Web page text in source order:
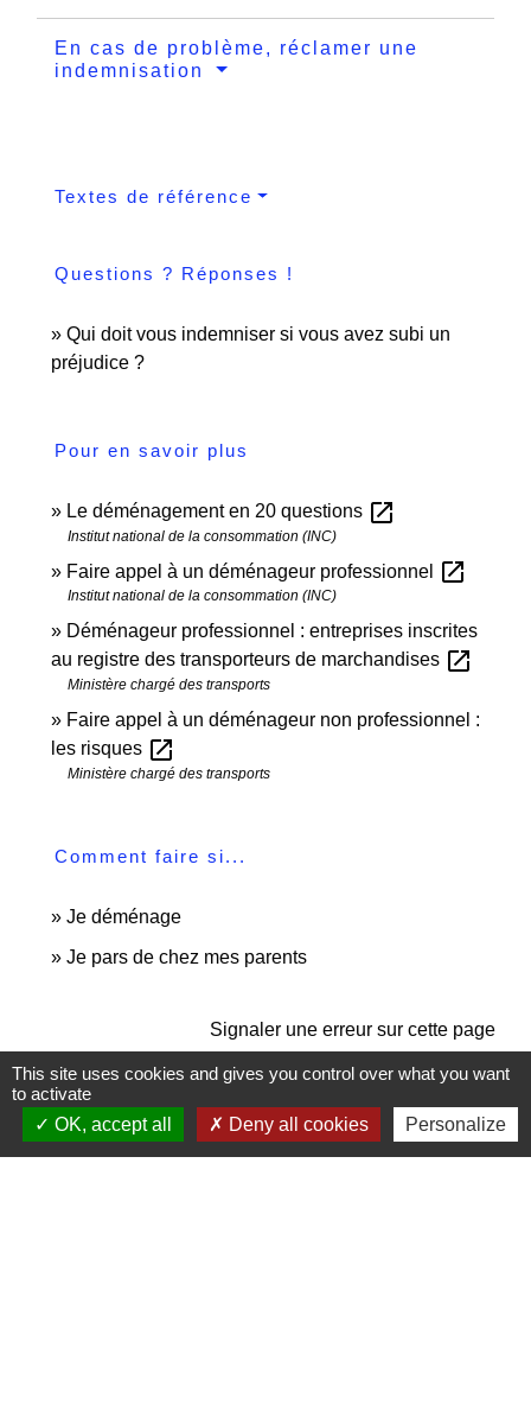
En cas de problème, réclamer une
indemnisation
Textes de référence
Questions ? Réponses !
Qui doit vous indemniser si vous avez subi un
préjudice ?
Pour en savoir plus
Le déménagement en 20 questions open_in_new
Institut national de la consommation (INC)
Faire appel à un déménageur professionnel open_in_new
Institut national de la consommation (INC)
Déménageur professionnel : entreprises inscrites
au registre des transporteurs de marchandises open_in_new
Ministère chargé des transports
Faire appel à un déménageur non professionnel :
les risques open_in_new
Ministère chargé des transports
Comment faire si...
Je déménage
Je pars de chez mes parents
Signaler une erreur sur cette page
This site uses cookies and gives you control over what you want
to activate
OK, accept all
Deny all cookies Personalize